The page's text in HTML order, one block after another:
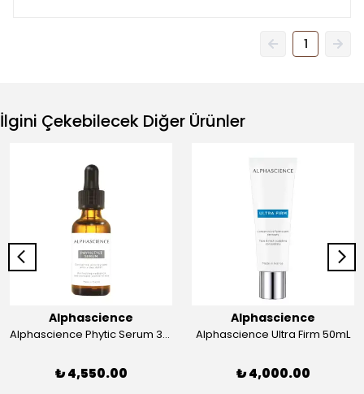
1
İlgini Çekebilecek Diğer Ürünler
Alphascience
Alphascience Phytic Serum 30mL
₺ 4,550.00
Alphascience
Alphascience Ultra Firm 50mL
₺ 4,000.00